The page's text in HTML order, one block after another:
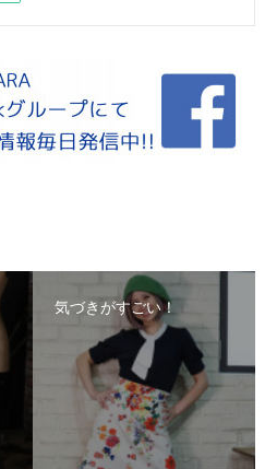
気づきがすごい！